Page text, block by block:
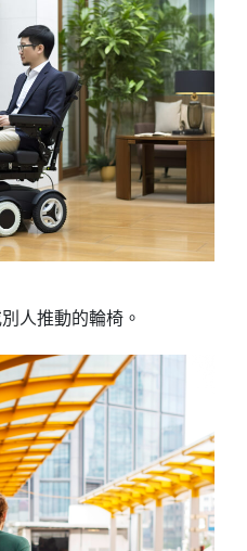
人推動的輪椅。